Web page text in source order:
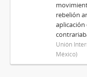
rebelión
Unión
México)